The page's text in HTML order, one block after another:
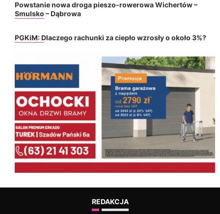
Powstanie nowa droga pieszo-rowerowa Wichertów –
Smulsko – Dąbrowa
PGKiM: Dlaczego rachunki za ciepło wzrosły o około 3%?
REDAKCJA